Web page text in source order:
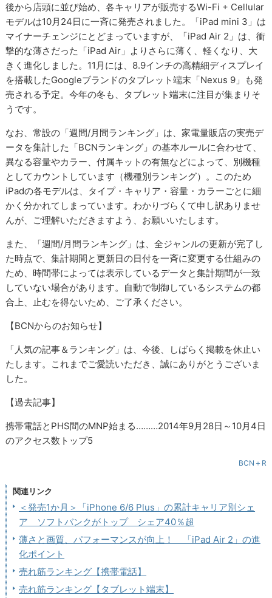
後から店頭に並び始め、各キャリアが販売するWi-Fi + Cellular
モデルは10月24日に一斉に発売されました。「iPad mini 3」は
マイナーチェンジにとどまっていますが、「iPad Air 2」は、衝
撃的な薄さだった「iPad Air」よりさらに薄く、軽くなり、大
きく進化しました。11月には、8.9インチの高精細ディスプレイ
を搭載したGoogleブランドのタブレット端末「Nexus 9」も発
売される予定。今年の冬も、タブレット端末に注目が集まりそ
うです。
なお、常設の「週間/月間ランキング」は、家電量販店の実売デ
ータを集計した「BCNランキング」の基本ルールに合わせて、
異なる容量やカラー、付属キットの有無などによって、別機種
としてカウントしています（機種別ランキング）。このため
iPadの各モデルは、タイプ・キャリア・容量・カラーごとに細
かく分かれてしまっています。わかりづらくて申し訳ありませ
んが、ご理解いただきますよう、お願いいたします。
また、「週間/月間ランキング」は、全ジャンルの更新が完了し
た時点で、集計期間と更新日の日付を一斉に変更する仕組みの
ため、時間帯によっては表示しているデータと集計期間が一致
していない場合があります。自動で制御しているシステムの都
合上、止むを得ないため、ご了承ください。
【BCNからのお知らせ】
「人気の記事＆ランキング」は、今後、しばらく掲載を休止い
たします。これまでご愛読いただき、誠にありがとうございま
した。
【過去記事】
携帯電話とPHS間のMNP始まる………2014年9月28日～10月4日
のアクセス数トップ5
BCN＋R
関連リンク
＜発売1か月＞「iPhone 6/6 Plus」の累計キャリア別シェ
ア ソフトバンクがトップ シェア40％超
薄さと画質、パフォーマンスが向上！ 「iPad Air 2」の進
化ポイント
売れ筋ランキング【携帯電話】
売れ筋ランキング【タブレット端末】